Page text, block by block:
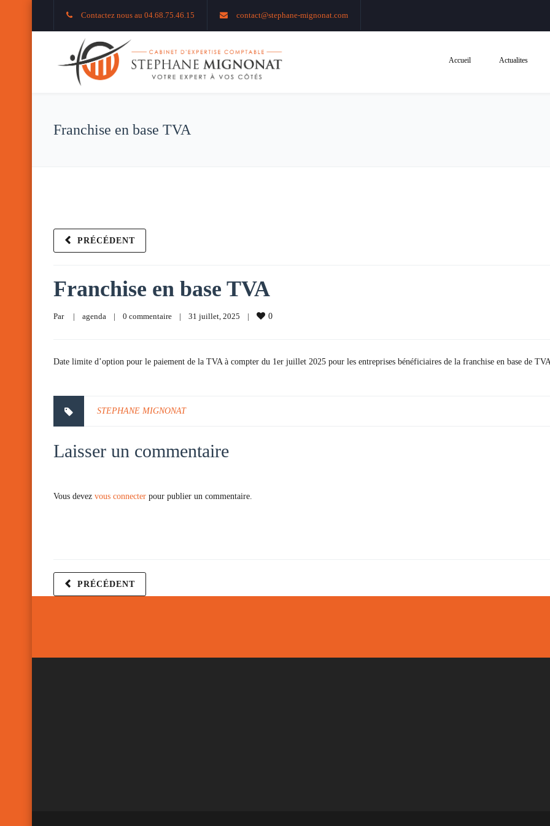
Contactez nous au 04.68.75.46.15 contact@stephane-mignonat.com
Accueil Actualites
Franchise en base TVA
PRÉCÉDENT
Franchise en base TVA
Par | agenda | 0 commentaire | 31 juillet, 2025 | 0
Date limite d’option pour le paiement de la TVA à compter du 1er juillet 2025 pour les entreprises bénéficiaires de la franchise en base de
STEPHANE MIGNONAT
Laisser un commentaire
Vous devez vous connecter pour publier un commentaire.
PRÉCÉDENT